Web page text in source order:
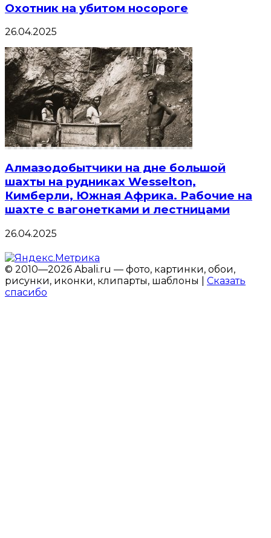
Охотник на убитом носороге
26.04.2025
Алмазодобытчики на дне большой
шахты на рудниках Wesselton,
Кимберли, Южная Африка. Рабочие на
шахте с вагонетками и лестницами
26.04.2025
© 2010—2026 Abali.ru — фото, картинки, обои,
рисунки, иконки, клипарты, шаблоны | Сказать
спасибо